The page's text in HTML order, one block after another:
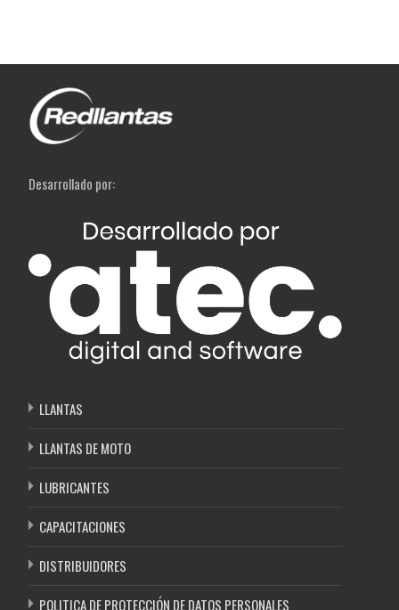
Desarrollado por:
LLANTAS
LLANTAS DE MOTO
LUBRICANTES
CAPACITACIONES
DISTRIBUIDORES
POLITICA DE PROTECCIÓN DE DATOS PERSONALES